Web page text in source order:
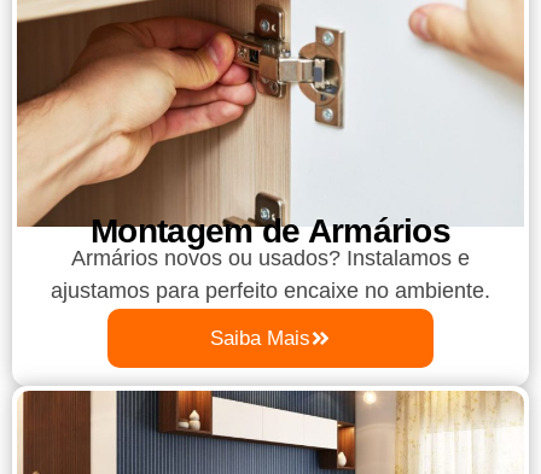
Montagem de Armários
Armários novos ou usados? Instalamos e
ajustamos para perfeito encaixe no ambiente.
Saiba Mais